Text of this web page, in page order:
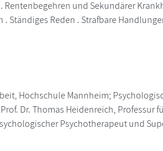
und Sekundärer
Ständiges Reden . Strafbare
Hochschule Mannheim;
Dr. Thomas Heidenreich, Professur
Psychotherapeut und